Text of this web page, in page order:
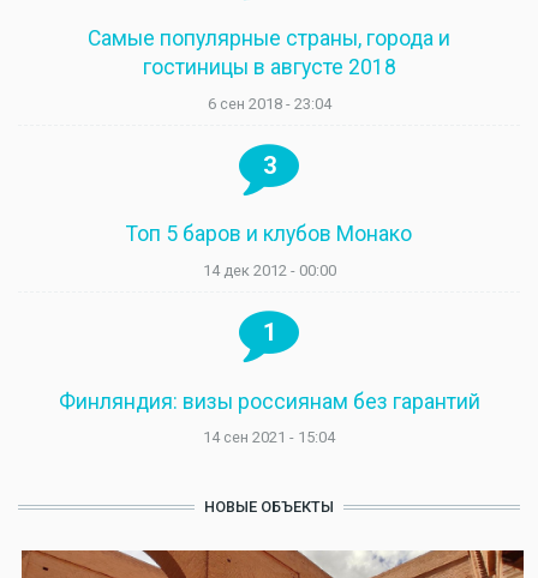
Самые популярные страны, города и
гостиницы в августе 2018
6 сен 2018 - 23:04
3
Топ 5 баров и клубов Монако
14 дек 2012 - 00:00
1
Финляндия: визы россиянам без гарантий
14 сен 2021 - 15:04
НОВЫЕ ОБЪЕКТЫ